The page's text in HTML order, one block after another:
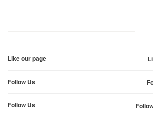
Like our page
Follow Us
Follow Us